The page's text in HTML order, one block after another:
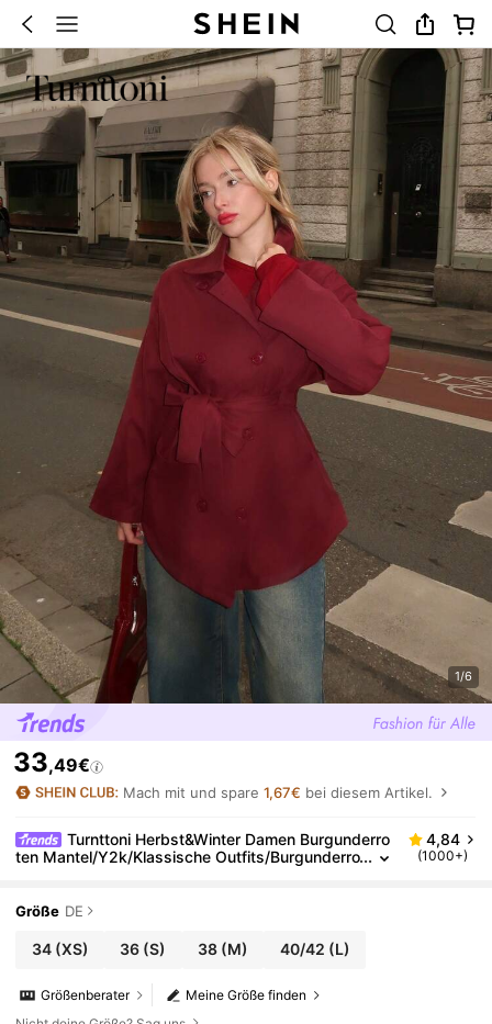
1/6
33,49€
Mach mit und spare1,67€ bei diesem Artikel.
Turnttoni Herbst&Winter Damen Burgunderro
ten Mantel/Y2k/Klassische Outfits/Burgunderro
at/Festtagsoutfits/Silvester/Loser Mantel/Burgunde
nachtsmantel/Silvesterabend-Outfit/Burgunderroter
Mantel/Burgunderrote Jacke/A-Form/Festliche Burg
underrote Trenchcoat/Mantel mit Langarm
4,84
(1000+)
Größe DE
34(XS) 36 (S) 38(M) 40/42 (L)
Meine Größe finden
Größenberater